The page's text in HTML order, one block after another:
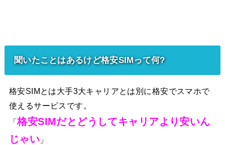
聞いたことはあるけど格安SIMって何?
格安SIMとは大手3大キャリアとは別に格安でスマホで
使えるサービスです。
「格安SIMだとどうしてキャリアより安いん
じゃい 」